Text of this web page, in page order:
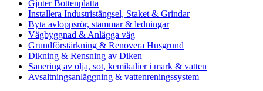
Gjuter Bottenplatta
Installera Industristängsel, Staket & Grindar
Byta avloppsrör, stammar & ledningar
Vägbyggnad & Anlägga väg
Grundförstärkning & Renovera Husgrund
Dikning & Rensning av Diken
Sanering av olja, sot, kemikalier i mark & vatten
Avsaltningsanläggning & vattenreningssystem